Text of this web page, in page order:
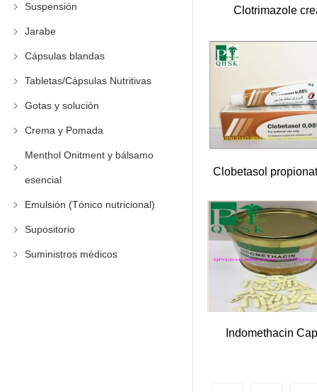
Suspensión
Jarabe
Cápsulas blandas
Tabletas/Cápsulas Nutritivas
Gotas y solución
Crema y Pomada
Menthol Onitment y bálsamo
esencial
Emulsión (Tónico nutricional)
Supositorio
Suministros médicos
Clotrimazole
Indomethacin